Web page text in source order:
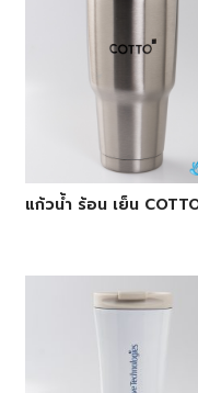
แก้วน้ำ ร้อน เย็น